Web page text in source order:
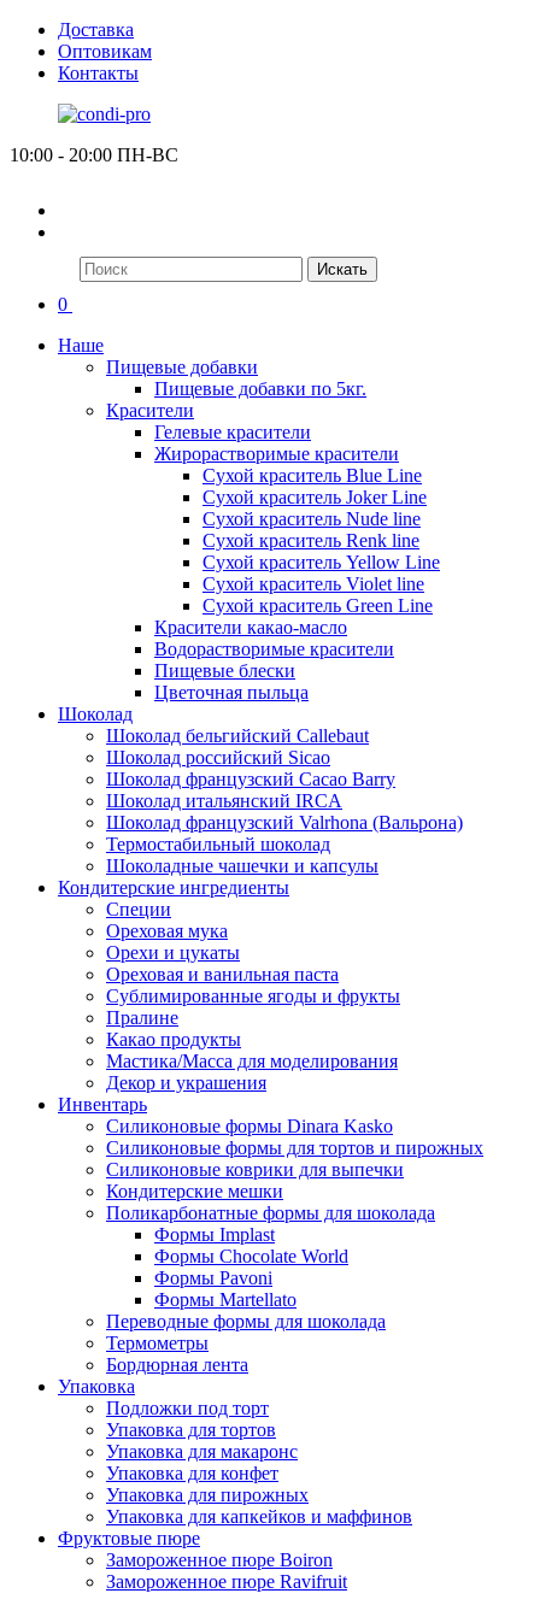
Доставка
Оптовикам
Контакты
10:00 - 20:00 ПН-ВС
Искать
0
Наше
Пищевые добавки
Пищевые добавки по 5кг.
Красители
Гелевые красители
Жирорастворимые красители
Сухой краситель Blue Line
Сухой краситель Joker Line
Сухой краситель Nude line
Сухой краситель Renk line
Сухой краситель Yellow Line
Сухой краситель Violet line
Сухой краситель Green Line
Красители какао-масло
Водорастворимые красители
Пищевые блески
Цветочная пыльца
Шоколад
Шоколад бельгийский Callebaut
Шоколад российский Sicao
Шоколад французский Cacao Barry
Шоколад итальянский IRCA
Шоколад французский Valrhona (Вальрона)
Термостабильный шоколад
Шоколадные чашечки и капсулы
Кондитерские ингредиенты
Специи
Ореховая мука
Орехи и цукаты
Ореховая и ванильная паста
Сублимированные ягоды и фрукты
Пралине
Какао продукты
Мастика/Масса для моделирования
Декор и украшения
Инвентарь
Силиконовые формы Dinara Kasko
Силиконовые формы для тортов и пирожных
Силиконовые коврики для выпечки
Кондитерские мешки
Поликарбонатные формы для шоколада
Формы Implast
Формы Chocolate World
Формы Pavoni
Формы Martellato
Переводные формы для шоколада
Термометры
Бордюрная лента
Упаковка
Подложки под торт
Упаковка для тортов
Упаковка для макаронс
Упаковка для конфет
Упаковка для пирожных
Упаковка для капкейков и маффинов
Фруктовые пюре
Замороженное пюре Boiron
Замороженное пюре Ravifruit